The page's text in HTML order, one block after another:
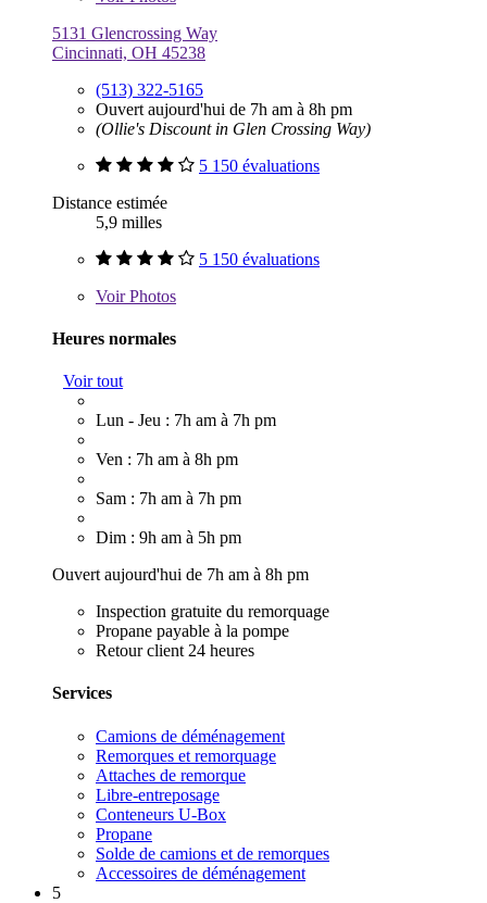
5131 Glencrossing Way
Cincinnati, OH 45238
(513) 322-5165
Ouvert aujourd'hui de 7h am à 8h pm
(Ollie's Discount in Glen Crossing Way)
5 150 évaluations
Distance estimée
5,9 milles
5 150 évaluations
VoirPhotos
Heures normales
Voir tout
Lun - Jeu : 7h am à 7h pm
Ven : 7h am à 8h pm
Sam : 7h am à 7h pm
Dim : 9h am à 5h pm
Ouvert aujourd'hui de 7h am à 8h pm
Inspection gratuite du remorquage
Propane payable à la pompe
Retour client 24 heures
Services
Camions de déménagement
Remorques et remorquage
Attaches de remorque
Libre-entreposage
Conteneurs U-Box
Propane
Solde de camions et de remorques
Accessoires de déménagement
5